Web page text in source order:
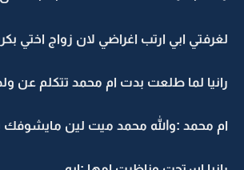
لغرفتي ابي ارتب اغراضي لان زواج اختي
رانيا لما طلعت بدت ام محمد تتكلم عن
ام محمد :والله محمد ميت لين مايشوفك